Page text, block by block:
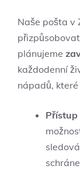
Naše pošta v
plánujeme
každodenní
nápadů,
Přístup